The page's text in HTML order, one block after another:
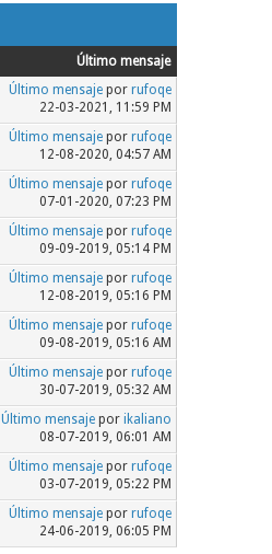
Último mensaje
Último mensajepor rufoqe
22-03-2021, 11:59 PM
Último mensajepor rufoqe
12-08-2020, 04:57 AM
Último mensajepor rufoqe
07-01-2020, 07:23 PM
Último mensajepor rufoqe
09-09-2019, 05:14 PM
Último mensajepor rufoqe
12-08-2019, 05:16 PM
Último mensajepor rufoqe
09-08-2019, 05:16 AM
Último mensajepor rufoqe
30-07-2019, 05:32 AM
Último mensajepor ikaliano
08-07-2019, 06:01 AM
Último mensajepor rufoqe
03-07-2019, 05:22 PM
Último mensajepor rufoqe
24-06-2019, 06:05 PM